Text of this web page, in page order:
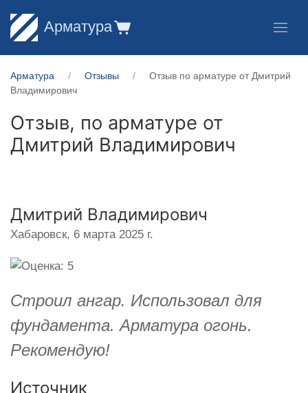
Арматура
Арматура Отзывы
Отзыв по арматуре от Дмитрий
Владимирович
Отзыв, по арматуре от
Дмитрий Владимирович
Дмитрий Владимирович
Хабаровск, 6 марта 2025 г.
Строил ангар. Использовал для
фундамента. Арматура огонь.
Рекомендую!
Источник